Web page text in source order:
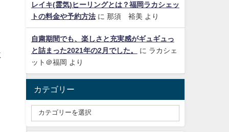
レイキ(霊気)ヒーリングとは？福岡ラカシェッ
トの料金や予約方法に 那須 裕美 より
自粛期間でも、楽しさと充実感がギュギュっ
と詰まった2021年の2月でした。
に ラカシェ
ット＠福岡 より
カテゴリー